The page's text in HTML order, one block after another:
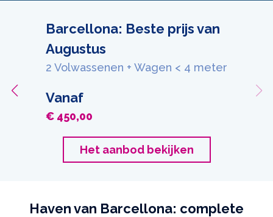
Barcellona: Beste prijs van
Augustus
2 Volwassenen + Wagen < 4 meter
Vanaf
€ 450,00
Het aanbod bekijken
Haven van Barcellona: complete